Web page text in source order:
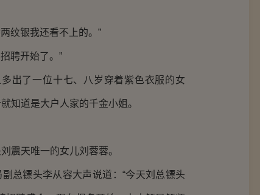
纹银我还看不上的。”
聘开始了。”
了一位十七、八岁穿着紫色衣服的女
知道是大户人家的千金小姐。
天唯一的女儿刘蓉蓉。
总镖头李从容大声说道：“今天刘总镖头